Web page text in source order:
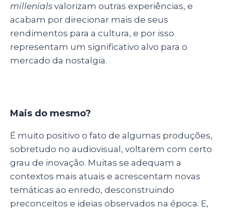
millenials valorizam outras experiências, e
acabam por direcionar mais de seus
rendimentos para a cultura, e por isso
representam um significativo alvo para o
mercado da nostalgia.
Mais do mesmo?
É muito positivo o fato de algumas produções,
sobretudo no audiovisual, voltarem com certo
grau de inovação. Muitas se adequam a
contextos mais atuais e acrescentam novas
temáticas ao enredo, desconstruindo
preconceitos e ideias observados na época. E,